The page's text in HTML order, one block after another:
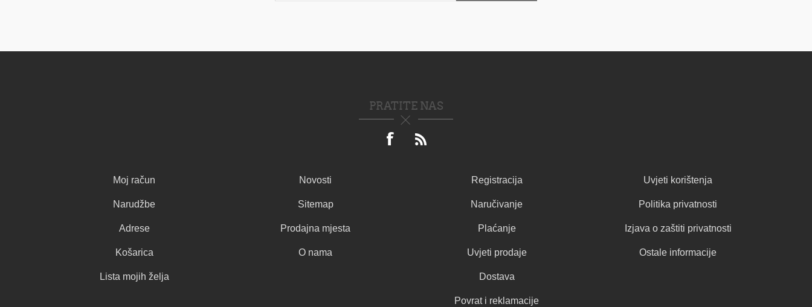
PRATITE NAS
Moj račun
Narudžbe
Adrese
Košarica
Lista mojih želja
Novosti
Sitemap
Prodajna mjesta
O nama
Registracija
Naručivanje
Plaćanje
Uvjeti prodaje
Dostava
Povrat i reklamacije
Uvjeti korištenja
Politika privatnosti
Izjava o zaštiti privatnosti
Ostale informacije